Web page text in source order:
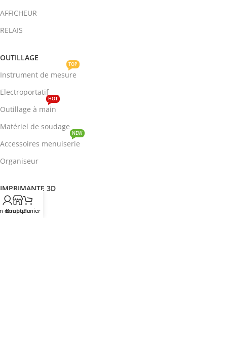
AFFICHEUR
RELAIS
OUTILLAGE
Instrument de mesure
TOP
Electroportatif
Outillage à main
HOT
Matériel de soudage
Accessoires menuiserie
NEW
Organiseur
IMPRIMANTE 3D
ROBOTIQUE
compte
BoutiquePanier